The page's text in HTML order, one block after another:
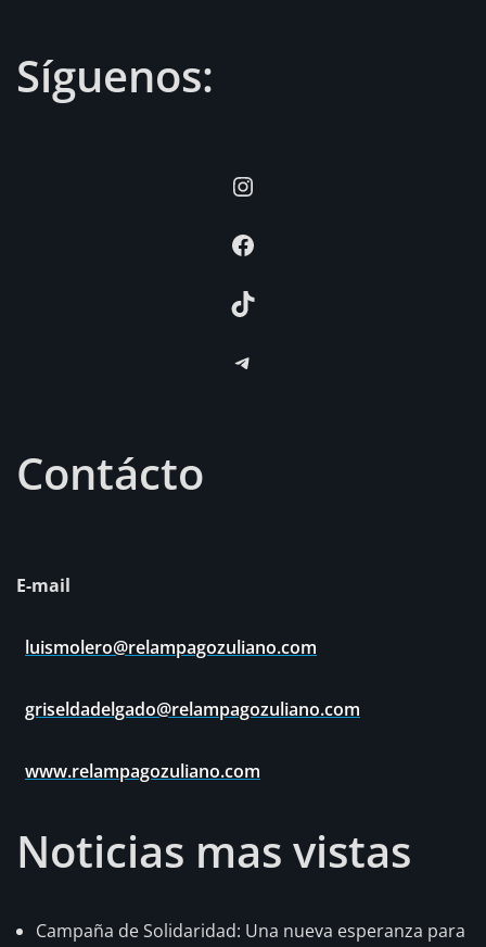
Síguenos:
Instagram
Facebook
TikTok
Telegram
Contácto
E-mail
luismolero@relampagozuliano.com
griseldadelgado@relampagozuliano.com
www.relampagozuliano.com
Noticias mas vistas
Campaña de Solidaridad: Una nueva esperanza para